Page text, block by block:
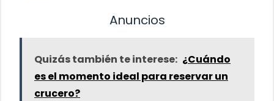
Anuncios
Quizás también te interese: ¿Cuándo
es el momento ideal para reservar un
crucero?